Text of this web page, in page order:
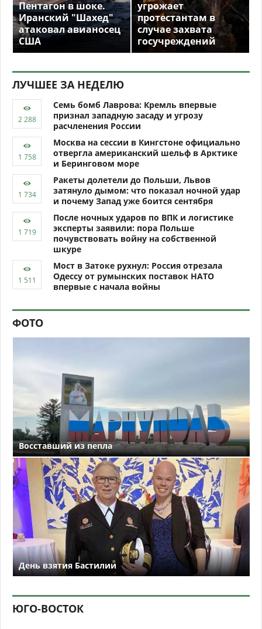
Пентагон в шоке.
Иранский "Шахед"
атаковал авианосец
США
угрожает
протестантам в
случае захвата
госучреждений
ЛУЧШЕЕ ЗА НЕДЕЛЮ
Семь бомб Лаврова: Кремль впервые
признал западную засаду и угрозу
расчленения России
Москва на сессии в Кингстоне официально
отвергла американский шельф в Арктике
и Беринговом море
Ракеты долетели до Польши, Львов
затянуло дымом: что показал ночной удар
и почему Запад уже боится сентября
После ночных ударов по ВПК и логистике
эксперты заявили: пора Польше
почувствовать войну на собственной
шкуре
Мост в Затоке рухнул: Россия отрезала
Одессу от румынских поставок НАТО
впервые с начала войны
ФОТО
Восставший из пепла
День взятия Бастилии
ЮГО-ВОСТОК